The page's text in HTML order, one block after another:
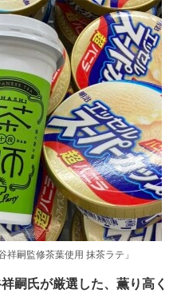
祥嗣監修茶葉使用 抹茶ラテ」
嗣氏が厳選した、薫り高く